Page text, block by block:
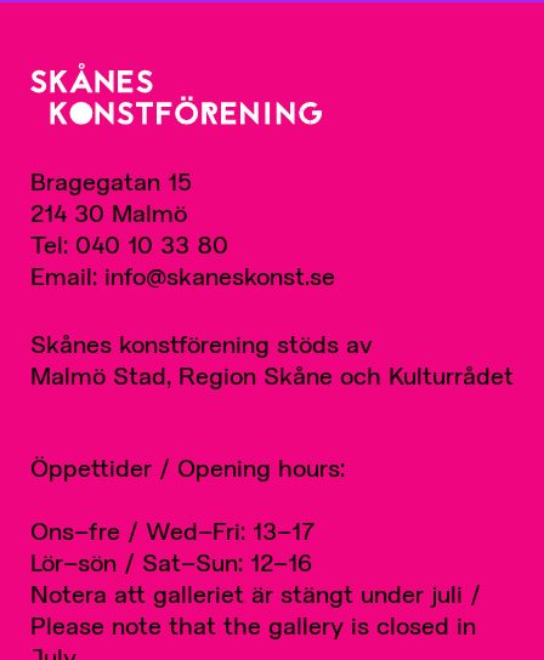
Bragegatan 15
214 30 Malmö
Tel: 040 10 33 80
Email: info@skaneskonst.se
Skånes konstförening stöds av
Malmö Stad, Region Skåne och Kulturrådet
Öppettider / Opening hours:
Ons–fre / Wed–Fri: 13–17
Lör–sön / Sat–Sun: 12–16
Notera att galleriet är stängt under juli /
Please note that the gallery is closed in